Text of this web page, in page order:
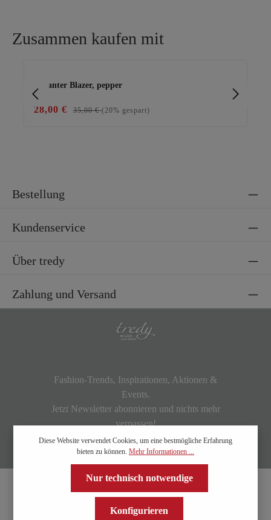
Zusammen kaufen mit
eleganter Blazer, pepper
28,00 € 35,00 €(20% gespart)
Bestellung
Kundenservice
Über tredy
Zahlung und Versand
Fashion-Trends, Inspirationen, Aktionen &
Events.
Jetzt Newsletter abonnieren und nichts mehr
verpassen!
Diese Website verwendet Cookies, um eine bestmögliche Erfahrung
bieten zu können. Mehr Informationen ...
Nur technisch notwendige
Konfigurieren